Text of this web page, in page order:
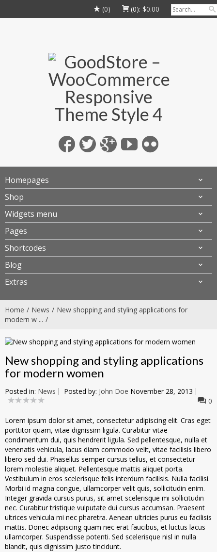
(0) (0): $0.00
Homepages
Shop
Widgets menu
Pages
Shortcodes
Blog
Extras
Home News
New shopping and styling applications for
modern w ...
New shopping and styling applications
for modern women
Posted in: News Posted by: John Doe November 28, 2013
0
Lorem ipsum dolor sit amet, consectetur adipiscing elit. Cras eget
porttitor quam, vitae dignissim ligula. Curabitur vitae
condimentum dui, quis hendrerit ligula. Sed pellentesque, nulla et
venenatis vehicula, lacus diam commodo velit, vitae facilisis libero
libero sed dui. Phasellus semper cursus tellus, et consectetur
lorem molestie aliquet. Pellentesque mattis aliquet porta.
Vestibulum in eros scelerisque felis interdum facilisis. Nulla facilisi.
Morbi id magna congue, ullamcorper velit quis, sollicitudin enim.
Integer gravida cursus purus, sit amet scelerisque mi sollicitudin
nec. Curabitur tristique vulputate dui cursus accumsan. Praesent
ultrices vehicula mi nec pharetra. Aenean ultricies purus eu facilisis
mattis. Donec adipiscing quam nec erat faucibus, et luctus lacus
ullamcorper. Suspendisse potenti. Sed scelerisque nisl in nulla
blandit, quis dignissim justo tincidunt.